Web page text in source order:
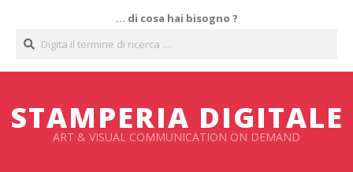
contenuto
… di cosa hai bisogno ?
STAMPERIA DIGITALE
ART & VISUAL COMMUNICATION ON DEMAND